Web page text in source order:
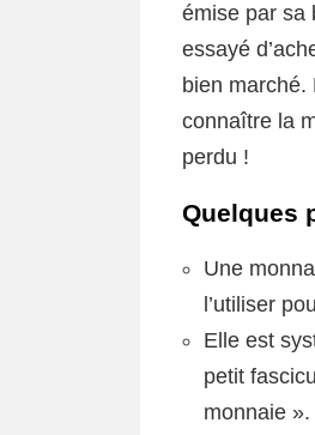
émise par sa
essayé
bien marché.
connaître la
perdu !
Quelques
Une
l’utiliser
Elle est
petit
monnaie ».